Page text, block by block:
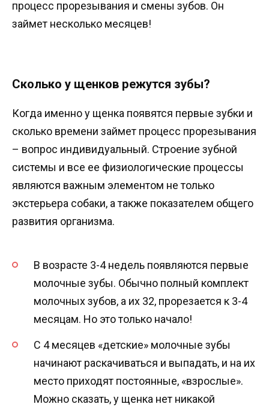
процесс прорезывания и смены зубов. Он
займет несколько месяцев!
Сколько у щенков режутся зубы?
Когда именно у щенка появятся первые зубки и
сколько времени займет процесс прорезывания
– вопрос индивидуальный. Строение зубной
системы и все ее физиологические процессы
являются важным элементом не только
экстерьера собаки, а также показателем общего
развития организма.
В возрасте 3-4 недель появляются первые
молочные зубы. Обычно полный комплект
молочных зубов, а их 32, прорезается к 3-4
месяцам. Но это только начало!
С 4 месяцев «детские» молочные зубы
начинают раскачиваться и выпадать, и на их
место приходят постоянные, «взрослые».
Можно сказать, у щенка нет никакой